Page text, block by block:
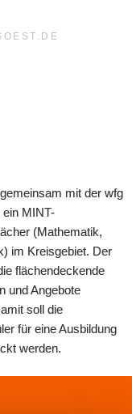
mit der wfg
MINT-
(Mathematik,
im Kreisgebiet. Der
flächendeckende
und Angebote
soll die
für eine Ausbildung
werden.